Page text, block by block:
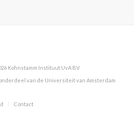
Kohnstamm Instituut UvA BV
van de Universiteit van Amsterdam
Contact